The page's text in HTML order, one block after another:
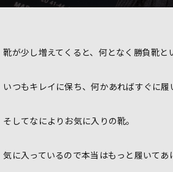
靴が少し増えてくると、何となく勝負靴と
いつもキレイに保ち、何かあればすぐに
そしてなによりお気に入りの靴。
気に入っているので本当はもっと履いてあ